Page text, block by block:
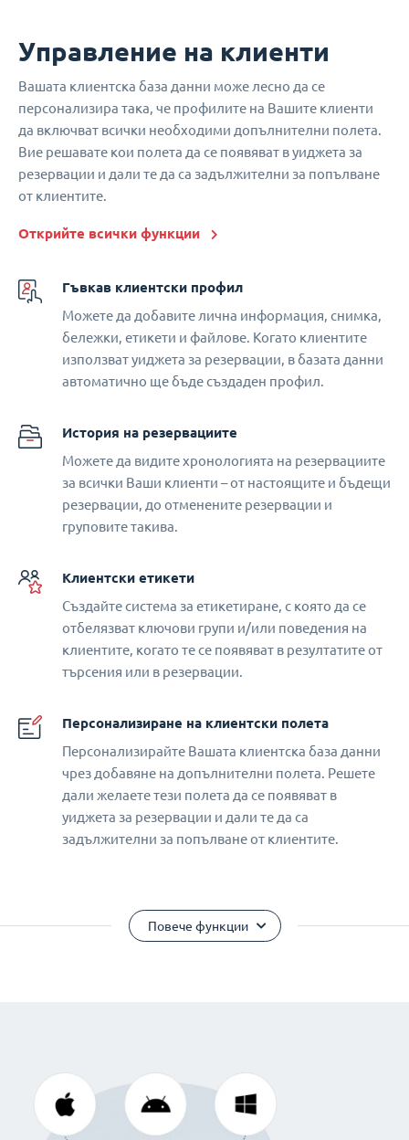
Управление на клиенти
Вашата клиентска база данни може лесно да се
персонализира така, че профилите на Вашите клиенти
да включват всички необходими допълнителни полета.
Вие решавате кои полета да се появяват в уиджета за
резервации и дали те да са задължителни за попълване
от клиентите.
Открийте всички функции
Гъвкав клиентски профил
Можете да добавите лична информация, снимка,
бележки, етикети и файлове. Когато клиентите
използват уиджета за резервации, в базата данни
автоматично ще бъде създаден профил.
История на резервациите
Можете да видите хронологията на резервациите
за всички Ваши клиенти – от настоящите и бъдещи
резервации, до отменените резервации и
груповите такива.
Клиентски етикети
Създайте система за етикетиране, с която да се
отбелязват ключови групи и/или поведения на
клиентите, когато те се появяват в резултатите от
търсения или в резервации.
Персонализиране на клиентски полета
Персонализирайте Вашата клиентска база данни
чрез добавяне на допълнителни полета. Решете
дали желаете тези полета да се появяват в
уиджета за резервации и дали те да са
задължителни за попълване от клиентите.
Повече функции